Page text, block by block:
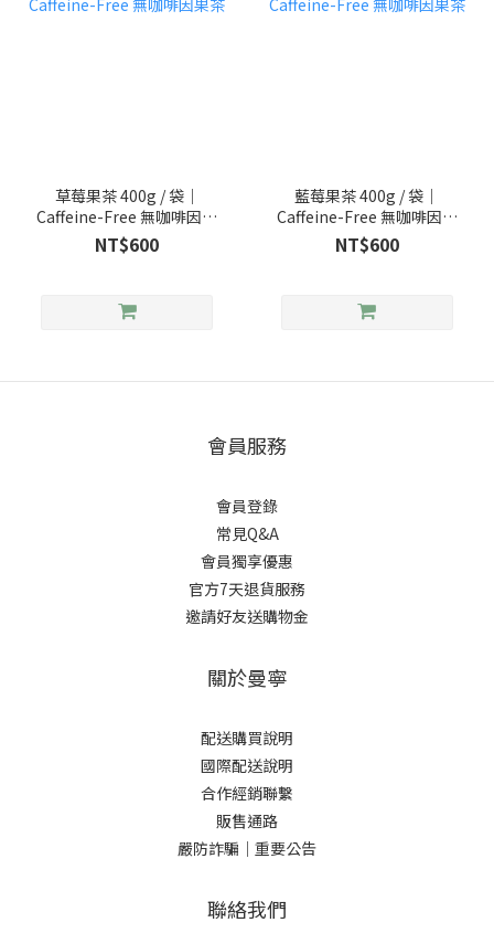
草莓果茶 400g / 袋｜
Caffeine-Free 無咖啡因果
茶
NT$600
藍莓果茶 400g / 袋｜
Caffeine-Free 無咖啡因果
茶
NT$600
會員服務
會員登錄
常見Q&A
會員獨享優惠
官方7天退貨服務
邀請好友送購物金
關於曼寧
配送購買說明
國際配送說明
合作經銷聯繫
販售通路
嚴防詐騙｜重要公告
聯絡我們